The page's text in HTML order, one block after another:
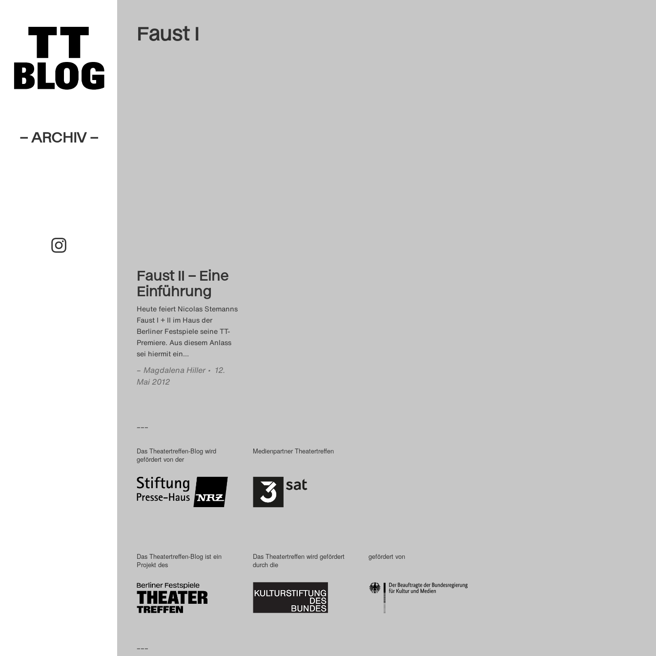
– ARCHIV –
Faust I
Faust II – Eine
Einführung
Heute feiert Nicolas Stemanns
Faust I + II im Haus der
Berliner Festspiele seine TT-
Premiere. Aus diesem Anlass
sei hiermit ein…
– Magdalena Hiller • 12.
Mai 2012
–––
Das Theatertreffen-Blog wird
gefördert von der
Medienpartner Theatertreffen
Das Theatertreffen-Blog ist ein
Projekt des
Das Theatertreffen wird gefördert
durch die
gefördert von
–––